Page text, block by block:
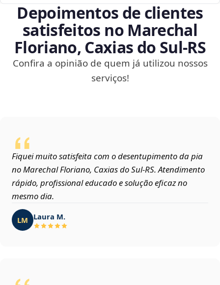
Depoimentos de clientes
satisfeitos no Marechal
Floriano, Caxias do Sul‑RS
Confira a opinião de quem já utilizou nossos
serviços!
Fiquei muito satisfeita com o desentupimento da pia
no Marechal Floriano, Caxias do Sul‑RS. Atendimento
rápido, profissional educado e solução eficaz no
mesmo dia.
LM Laura M.